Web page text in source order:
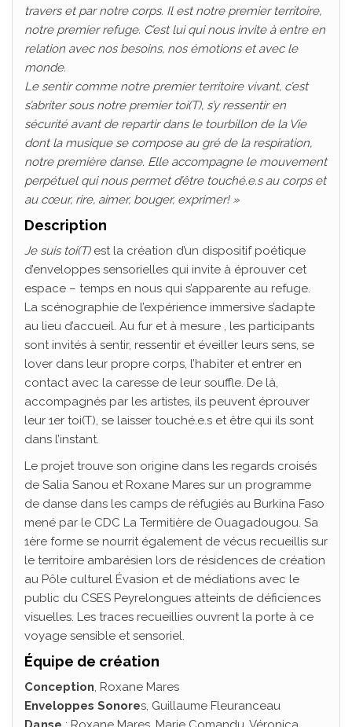
travers et par notre corps. Il est notre premier territoire,
notre premier refuge. C’est lui qui nous invite à entre en
relation avec nos besoins, nos émotions et avec le
monde.
Le sentir comme notre premier territoire vivant, c’est
s’abriter sous notre premier toi(T), s’y ressentir en
sécurité avant de repartir dans le tourbillon de la Vie
dont la musique se compose au gré de la respiration,
notre première danse. Elle accompagne le mouvement
perpétuel qui nous permet d’être touché.e.s au corps et
au cœur, rire, aimer, bouger, exprimer! »
Description
Je suis toi(T)est la création d’un dispositif poétique
d’enveloppes sensorielles qui invite à éprouver cet
espace – temps en nous qui s’apparente au refuge.
La scénographie de l’expérience immersive s’adapte
au lieu d’accueil. Au fur et à mesure , les participants
sont invités à sentir, ressentir et éveiller leurs sens, se
lover dans leur propre corps, l’habiter et entrer en
contact avec la caresse de leur souffle. De là,
accompagnés par les artistes, ils peuvent éprouver
leur 1er toi(T), se laisser touché.e.s et être qui ils sont
dans l’instant.
Le projet trouve son origine dans les regards croisés
de Salia Sanou et Roxane Mares sur un programme
de danse dans les camps de réfugiés au Burkina Faso
mené par le CDC La Termitière de Ouagadougou. Sa
1ère forme se nourrit également de vécus recueillis sur
le territoire ambarésien lors de résidences de création
au Pôle culturel Évasion et de médiations avec le
public du CSES Peyrelongues atteints de déficiences
visuelles. Les traces recueillies ouvrent la porte à ce
voyage sensible et sensoriel.
Équipe de création
Conception, Roxane Mares
Enveloppes Sonores, Guillaume Fleuranceau